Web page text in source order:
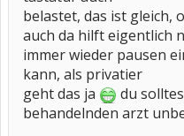
belastet, das ist gleich,
auch da hilft eigentlich
immer wieder pausen
kann, als privatier
geht das ja
du
behandelnden arzt